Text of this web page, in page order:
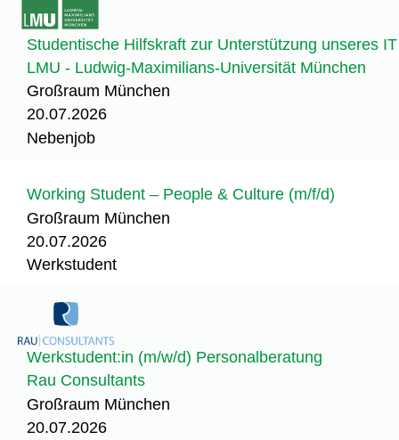
Studentische Hilfskraft zur Unterstützung unseres
LMU - Ludwig-Maximilians-Universität München
Großraum München
20.07.2026
Nebenjob
Working Student – People & Culture (m/f/d)
Großraum München
20.07.2026
Werkstudent
Werkstudent:in (m/w/d) Personalberatung
Rau Consultants
Großraum München
20.07.2026